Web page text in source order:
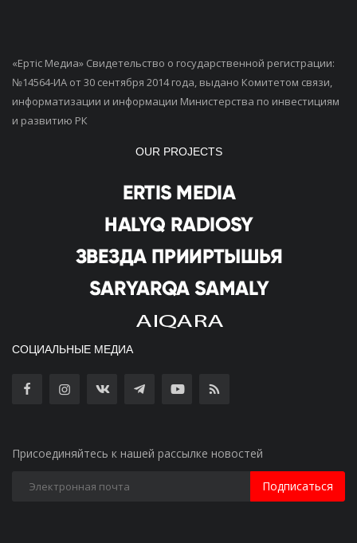
«Ертiс Медиа» Свидетельство о государственной регистрации:
№14564-ИА от 30 сентября 2014 года, выдано Комитетом связи,
информатизации и информации Министерства по инвестициям
и развитию РК
OUR PROJECTS
СОЦИАЛЬНЫЕ МЕДИА
Присоединяйтесь к нашей рассылке новостей
Подписаться